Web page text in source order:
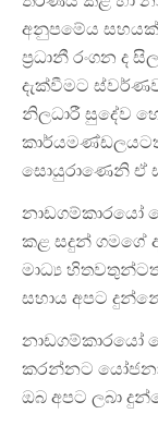
අනුපමේය සහයක්
ප්‍රධානී රංගන ද
දැක්වීමට
නිලධාරී සුදේව
සොයුරාණෙනි ඒ
නාඩගම්කාරයෝ
කළ සදුන් ගමගේ
මාධ්‍ය
සහාය අපට
නාඩගම්කාරයෝ
කරන්නට
ඔබ අපට ලබා